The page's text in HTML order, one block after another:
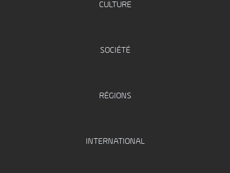
CULTURE
SOCIÉTÉ
RÉGIONS
INTERNATIONAL